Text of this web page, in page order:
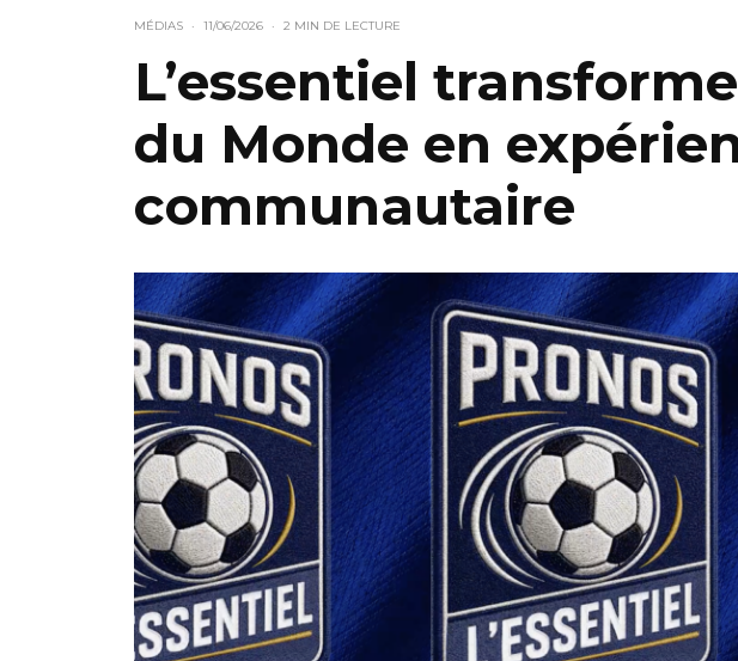
MÉDIAS · 11/06/2026 · 2 MIN DE LECTURE
L’essentiel
du Monde en
communautaire